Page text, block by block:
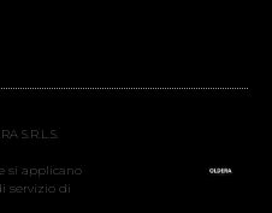
S.R.L.S.
si applicano
servizio di